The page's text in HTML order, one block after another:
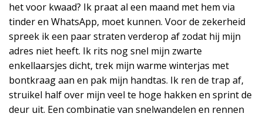
het voor kwaad? Ik praat al een maand met hem via
tinder en WhatsApp, moet kunnen. Voor de zekerheid
spreek ik een paar straten verderop af zodat hij mijn
adres niet heeft. Ik rits nog snel mijn zwarte
enkellaarsjes dicht, trek mijn warme winterjas met
bontkraag aan en pak mijn handtas. Ik ren de trap af,
struikel half over mijn veel te hoge hakken en sprint de
deur uit. Een combinatie van snelwandelen en rennen